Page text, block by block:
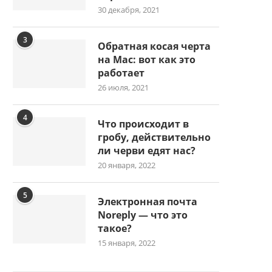
30 декабря, 2021
3
Обратная косая черта
на Mac: вот как это
работает
26 июля, 2021
4
Что происходит в
гробу, действительно
ли черви едят нас?
20 января, 2022
5
Электронная почта
Noreply — что это
такое?
15 января, 2022